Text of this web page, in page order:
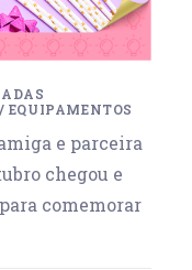
/ EQUIPAMENTOS
e parceira
chegou e
comemorar